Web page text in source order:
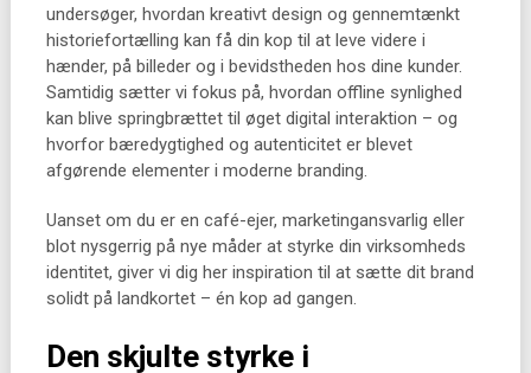
undersøger, hvordan kreativt design og gennemtænkt
historiefortælling kan få din kop til at leve videre i
hænder, på billeder og i bevidstheden hos dine kunder.
Samtidig sætter vi fokus på, hvordan offline synlighed
kan blive springbrættet til øget digital interaktion – og
hvorfor bæredygtighed og autenticitet er blevet
afgørende elementer i moderne branding.
Uanset om du er en café-ejer, marketingansvarlig eller
blot nysgerrig på nye måder at styrke din virksomheds
identitet, giver vi dig her inspiration til at sætte dit brand
solidt på landkortet – én kop ad gangen.
Den skjulte styrke i